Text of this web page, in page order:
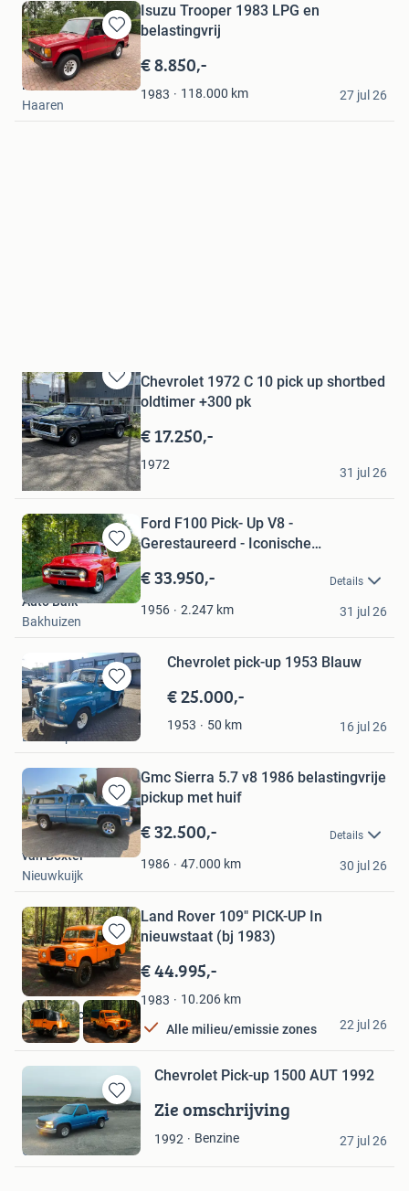
Bewaren
in
Mijn
Favorieten
Isuzu Trooper 1983 LPG en
belastingvrij
€ 8.850,-
1983 118.000 km
Karel Verhoeven
Haaren
27 jul 26
Bewaren
in
Mijn
Favorieten
Chevrolet 1972 C 10 pick up shortbed
oldtimer +300 pk
€ 17.250,-
1972
Anthony
Tilburg
31 jul 26
Bewaren
in
Mijn
Favorieten
Ford F100 Pick- Up V8 -
Gerestaureerd - Iconische
€ 33.950,- Details
1956 2.247 km
Auto Balk
Bakhuizen
31 jul 26
Bewaren
in
Mijn
Favorieten
Chevrolet pick-up 1953 Blauw
€ 25.000,-
1953 50 km
Ruud
Boskoop
16 jul 26
Bewaren
in
Mijn
Favorieten
Gmc Sierra 5.7 v8 1986 belastingvrije
pickup met huif
€ 32.500,- Details
1986 47.000 km
van Boxtel
Nieuwkuijk
30 jul 26
Bewaren
in
Mijn
Favorieten
Land Rover 109" PICK-UP In
nieuwstaat (bj 1983)
€ 44.995,-
1983 10.206 km
Alle milieu/emissie zones
The Collectables
Heteren
22 jul 26
Bewaren
in
Mijn
Favorieten
Chevrolet Pick-up 1500 AUT 1992
Zie omschrijving
1992 Benzine
Pieter Janssen
Ovezande
27 jul 26